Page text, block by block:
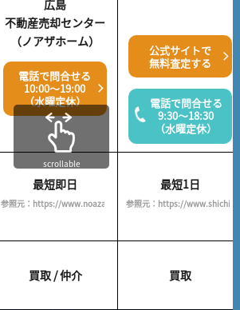
広島
不動産売却センター
（ノアザホーム）
電話で問合せる
10:00～19:00
（水曜定休）
公式サイトで
無料査定する
電話で問合せる
9:30～18:30
（水曜定休）
最短即日
参照元：https://www.noazahome.com/
最短1日
参照元：https://
買取 / 仲介 買取
scrollable